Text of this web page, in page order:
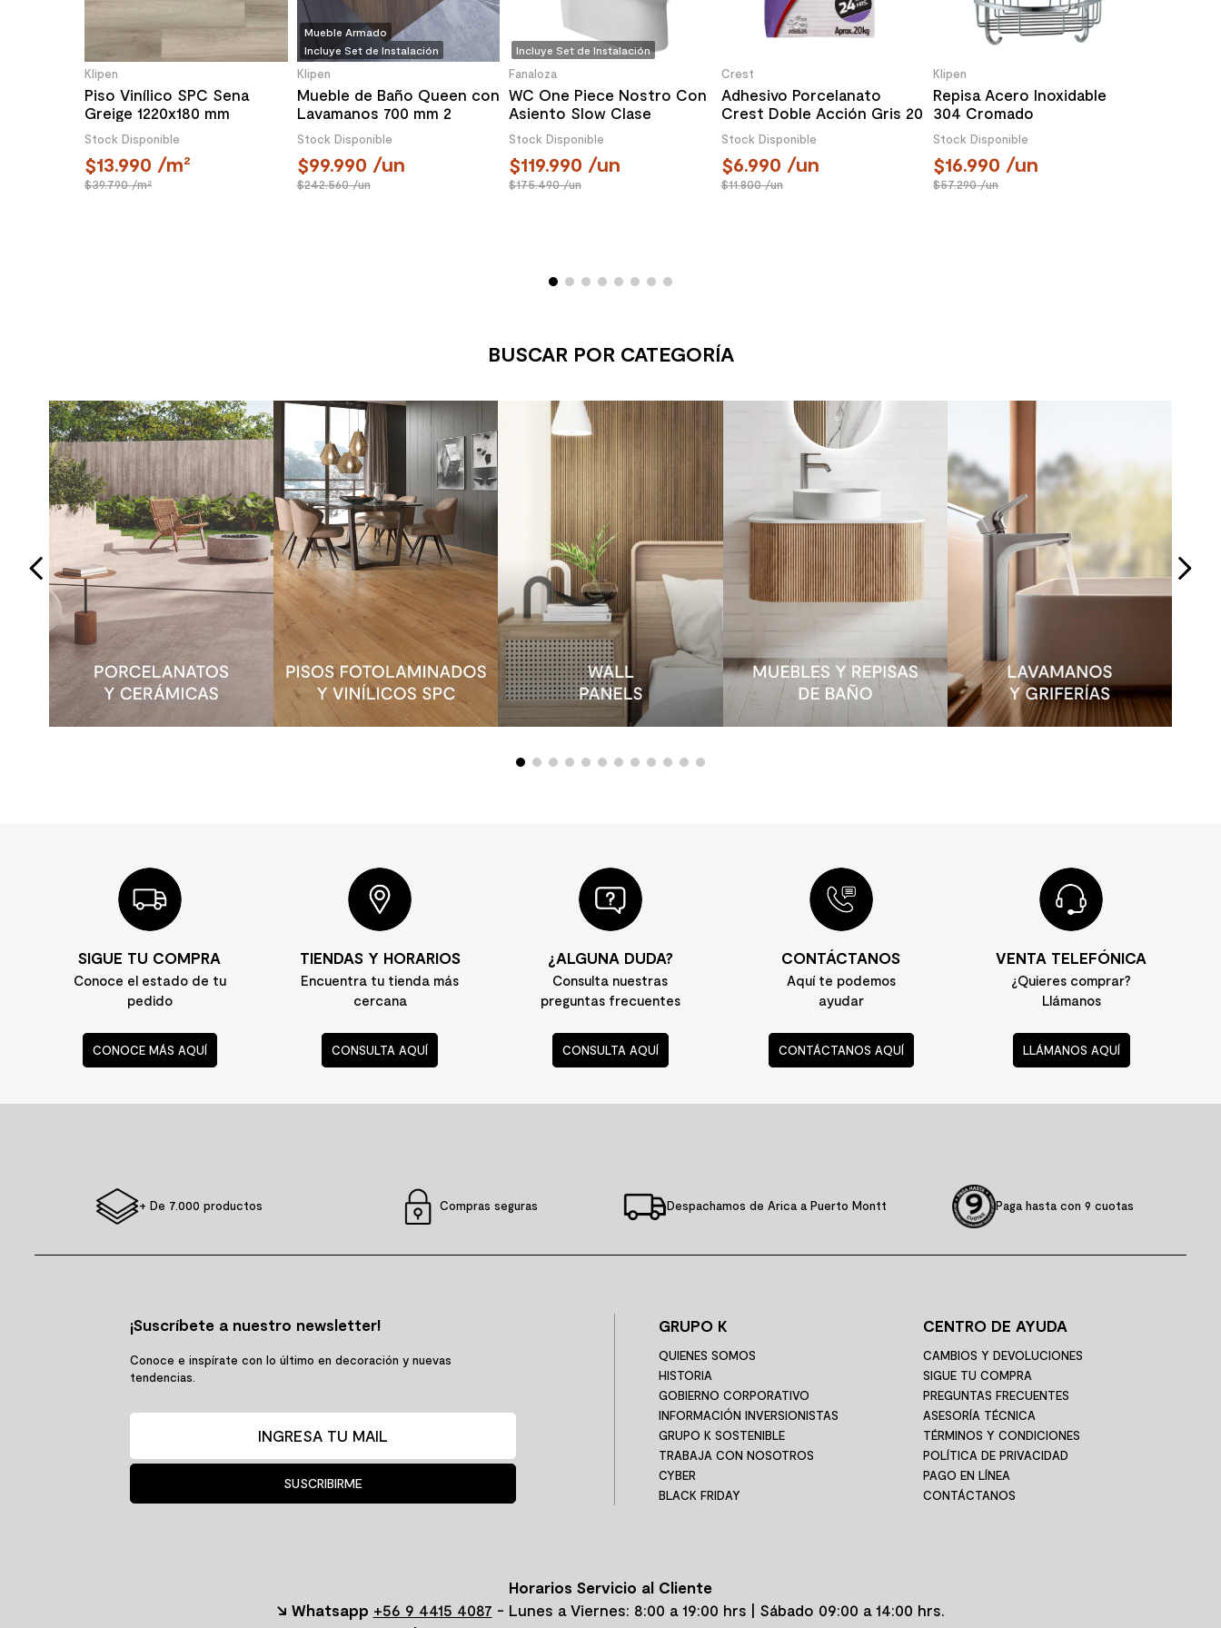
Klipen
Piso Vinílico SPC Sena
Greige 1220x180 mm
Stock Disponible
13.990 /m²
39.790/m²
Mueble Armado
Incluye Set de Instalación
Klipen
Mueble de Baño Queen con
Lavamanos 700 mm 2
Puertas Choco
Stock Disponible
99.990 /un
242.560/un
Incluye Set de Instalación
Fanaloza
WC One Piece Nostro Con
Asiento Slow Clase
Descarga a Piso 305 mm
Stock Disponible
119.990 /un
175.490/un
Crest
Adhesivo Porcelanato
Crest Doble Acción Gris 20
Kg
Stock Disponible
6.990 /un
11.800/un
Klipen
Repisa Acero Inoxidable
304 Cromado
26.2x20.5x36.5 cm
Stock Disponible
16.990 /un
57.290/un
BUSCAR POR CATEGORÍA
SIGUE TU COMPRA
Conoce el estado de tu
pedido
CONOCE MÁS AQUÍ
TIENDAS Y HORARIOS
Encuentra tu tienda más
cercana
CONSULTA AQUÍ
¿ALGUNA DUDA?
Consulta nuestras
preguntas frecuentes
CONSULTA AQUÍ
CONTÁCTANOS
Aquí te podemos
ayudar
CONTÁCTANOS AQUÍ
VENTA TELEFÓNICA
¿Quieres comprar?
Llámanos
LLÁMANOS AQUÍ
+ De 7.000 productos Compras seguras Despachamos de Arica a Puerto Montt Paga hasta con 9 cuotas
¡Suscríbete a nuestro newsletter!
Conoce e inspírate con lo último en decoración y nuevas
tendencias.
SUSCRIBIRME
GRUPO K
QUIENES SOMOS
HISTORIA
GOBIERNO CORPORATIVO
INFORMACIÓN INVERSIONISTAS
GRUPO K SOSTENIBLE
TRABAJA CON NOSOTROS
CYBER
BLACK FRIDAY
CENTRO DE AYUDA
CAMBIOS Y DEVOLUCIONES
SIGUE TU COMPRA
PREGUNTAS FRECUENTES
ASESORÍA TÉCNICA
TÉRMINOS Y CONDICIONES
POLÍTICA DE PRIVACIDAD
PAGO EN LÍNEA
CONTÁCTANOS
Horarios Servicio al Cliente
↘ Whatsapp +56 9 4415 4087 - Lunes a Viernes: 8:00 a 19:00 hrs | Sábado 09:00 a 14:00 hrs.